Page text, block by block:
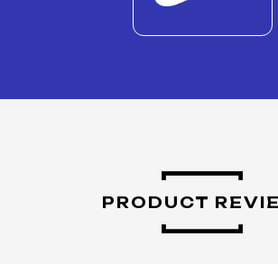
PRODUCT